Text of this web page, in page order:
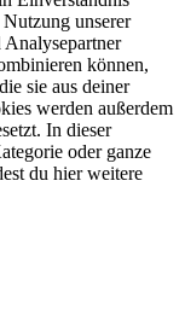
unserer
Analysepartner
können,
sie aus deiner
werden außerdem
In dieser
oder ganze
du hier weitere